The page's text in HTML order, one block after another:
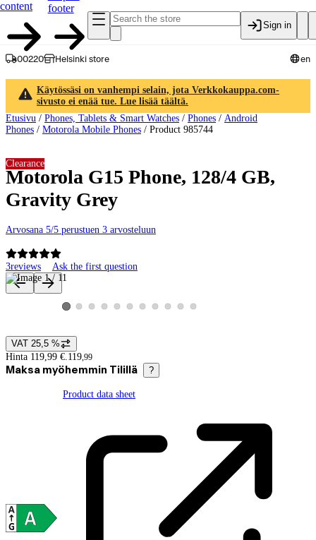
content
footer
Sign in
00220 Helsinki store en
Käytössäsi on vanhempi selain, jota Verkkokauppa.com-
sivusto ei enää tue. Lue lisää täältä.
Etusivu / Phones, Tablets & Smart Watches / Phones / Android
Phones / Motorola Mobile Phones / Product 985744
Motorola G15 Phone, 128/4 GB,
Gravity Grey
Arvosana 5/5 perustuen 3 arvosteluun
3reviews Ask the first question
Clearance
Product images and videos
View product image 1
View product image 2
View product image 3
View product image 4
View product image 5
View product image 6
View product image 7
View product image 8
View product image 9
View product image 10
View product image 11
Price details
VAT 25,5 %
Hinta 119,99 €. 119,99
Maksa myöhemmin Tilillä ?
Product data sheet